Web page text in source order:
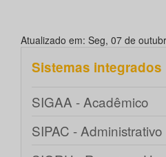
Atualizado em: Seg, 07 de
Sistemas integrados
SIGAA - Acadêmico
SIPAC - Administrativo